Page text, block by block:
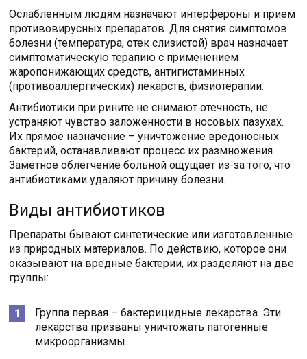
Ослабленным людям назначают интерфероны и прием
противовирусных препаратов. Для снятия симптомов
болезни (температура, отек слизистой) врач назначает
симптоматическую терапию с применением
жаропонижающих средств, антигистаминных
(противоаллергических) лекарств, физиотерапии:
Антибиотики при рините не снимают отечность, не
устраняют чувство заложенности в носовых пазухах.
Их прямое назначение – уничтожение вредоносных
бактерий, останавливают процесс их размножения.
Заметное облегчение больной ощущает из-за того, что
антибиотиками удаляют причину болезни.
Виды антибиотиков
Препараты бывают синтетические или изготовленные
из природных материалов. По действию, которое они
оказывают на вредные бактерии, их разделяют на две
группы:
Группа первая – бактерицидные лекарства. Эти
лекарства призваны уничтожать патогенные
микроорганизмы.